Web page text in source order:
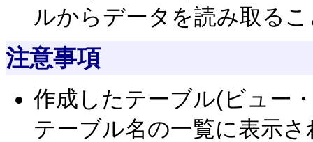
ルからデータを読み取る
注意事項
作成したテーブル(ビュー
テーブル名の一覧に表示